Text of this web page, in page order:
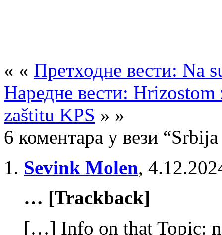
« « Претходне вести: Na
Наредне вести:
zaštitu KPS » »
6 коментара у вези
Sevink Molen,
… [Trackback]
[…] Info on that Topic: